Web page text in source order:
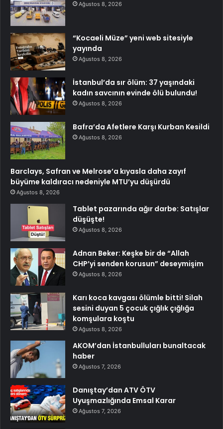
Ağustos 8, 2026
“Kocaeli Müze” yeni web sitesiyle
yayında
Ağustos 8, 2026
İstanbul’da sır ölüm: 37 yaşındaki
kadın savcının evinde ölü bulundu!
Ağustos 8, 2026
Bafra’da Afetlere Karşı Kurban Kesildi
Ağustos 8, 2026
Barclays, Safran ve Melrose’a kıyasla daha zayıf
büyüme kaldıracı nedeniyle MTU’yu düşürdü
Ağustos 8, 2026
Tablet pazarında ağır darbe: Satışlar
düşüşte!
Ağustos 8, 2026
Adnan Beker: Keşke bir de “Allah
CHP’yi senden korusun” deseymişim
Ağustos 8, 2026
Karı koca kavgası ölümle bitti! Silah
sesini duyan 5 çocuk çığlık çığlığa
komşulara koştu
Ağustos 8, 2026
AKOM’dan İstanbulluları bunaltacak
haber
Ağustos 7, 2026
Danıştay’dan ATV ÖTV
Uyuşmazlığında Emsal Karar
Ağustos 7, 2026